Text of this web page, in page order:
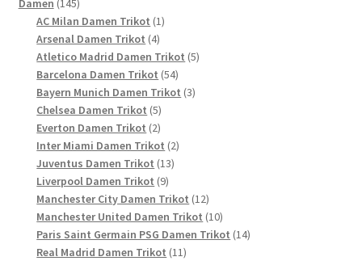
Produkte
AC Milan Damen Trikot 11
Arsenal Damen Trikot 44
Produkte
Atletico Madrid Damen Trikot 55
Barcelona Damen Trikot 5454
Produkte
Bayern Munich Damen Trikot 33
Chelsea Damen Trikot 55
Produkte
Everton Damen Trikot 22
Produkte
Inter Miami Damen Trikot 22
Juventus Damen Trikot 1313
Liverpool Damen Trikot 99
Produkte
Manchester City Damen Trikot 1212
Produkte
Manchester United Damen Trikot 1010
Produkte
Paris Saint Germain PSG Damen Trikot 1414
Real Madrid Damen Trikot 1111